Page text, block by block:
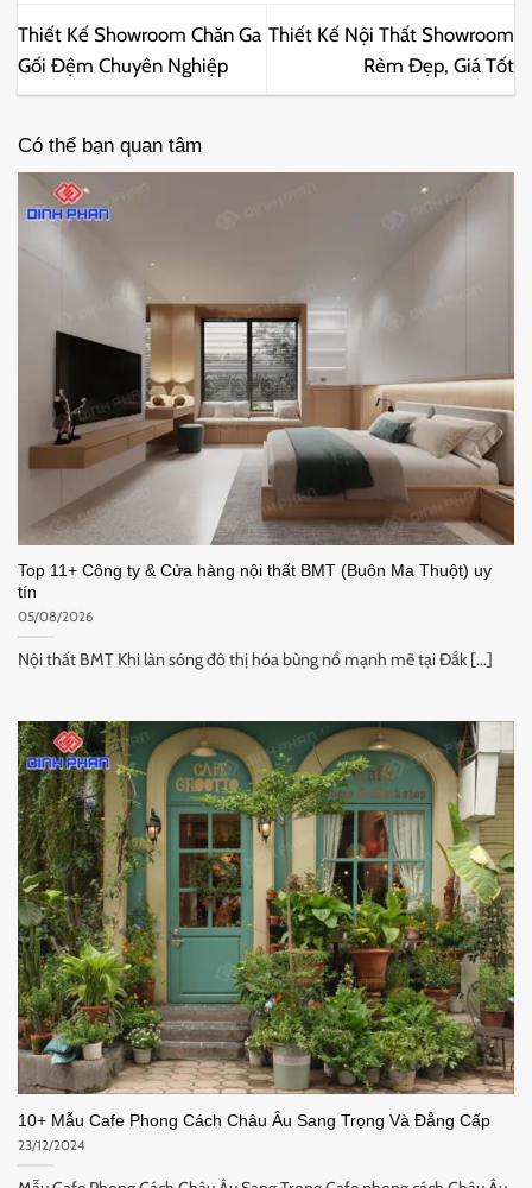
Thiết Kế Showroom Chăn Ga
Gối Đệm Chuyên Nghiệp
Thiết Kế Nội Thất Showroom
Rèm Đẹp, Giá Tốt
Có thể bạn quan tâm
Top 11+ Công ty & Cửa hàng nội thất BMT (Buôn Ma Thuột) uy
tín
05/08/2026
Nội thất BMT Khi làn sóng đô thị hóa bùng nổ mạnh mẽ tại Đắk [...]
10+ Mẫu Cafe Phong Cách Châu Âu Sang Trọng Và Đẳng Cấp
23/12/2024